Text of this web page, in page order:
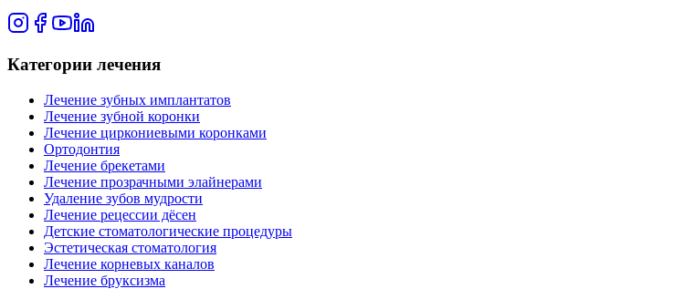
Категории лечения
Лечение зубных имплантатов
Лечение зубной коронки
Лечение циркониевыми коронками
Ортодонтия
Лечение брекетами
Лечение прозрачными элайнерами
Удаление зубов мудрости
Лечение рецессии дёсен
Детские стоматологические процедуры
Эстетическая стоматология
Лечение корневых каналов
Лечение бруксизма